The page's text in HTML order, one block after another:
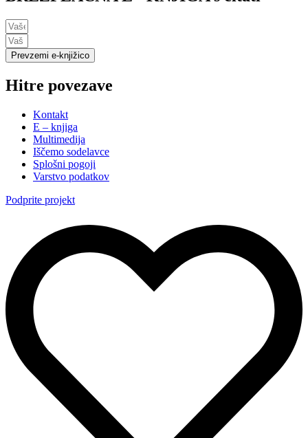
Prevzemi e-knjižico
Hitre povezave
Kontakt
E – knjiga
Multimedija
Iščemo sodelavce
Splošni pogoji
Varstvo podatkov
Podprite projekt